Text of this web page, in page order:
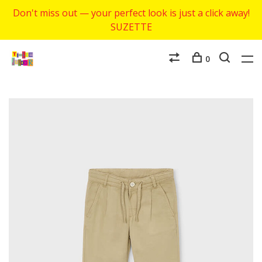
Don't miss out — your perfect look is just a click away!
SUZETTE
0